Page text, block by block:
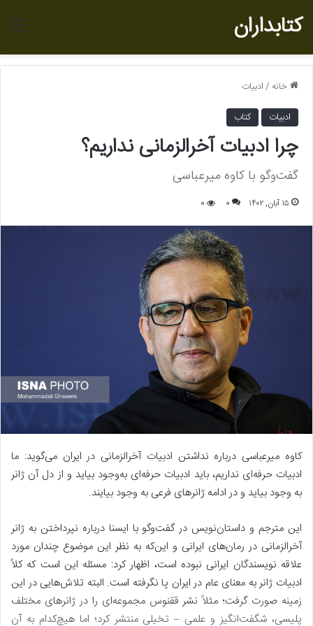
کتابداران
خانه /ادبیات
ادبیات
کتاب
چرا ادبیات آخرالزمانی نداریم؟
گفت‌وگو با کاوه میرعباسی
۱۵ آبان, ۱۴۰۲ 0
0
کاوه میرعباسی درباره نداشتن ادبیات آخرالزمانی در ایران می‌گوید: ما
ادبیات حرفه‌ای نداریم، باید ادبیات حرفه‌ای به‌وجود بیاید و از دل آن ژانر
به وجود بیاید و در ادامه ژانرهای فرعی به وجود بیایند.
این مترجم و داستان‌نویس در گفت‌وگو با ایسنا درباره نپرداختن به ژانر
آخرالزمانی در رمان‌های ایرانی و این‌که به نظر این موضوع چندان مورد
علاقه نویسندگان ایرانی نبوده است، اظهار کرد: مسئله این است که کلاً
ادبیات ژانر به معنای عام در ایران پا نگرفته است. البته تلاش‌هایی در این
زمینه صورت گرفت؛ مثلاً نشر ققنوس مجموعه‌ای را در ژانرهای مختلف
پلیسی، شگفت‌انگیز و علمی – تخیلی منتشر کرد؛ اما هیچ‌کدام به آن